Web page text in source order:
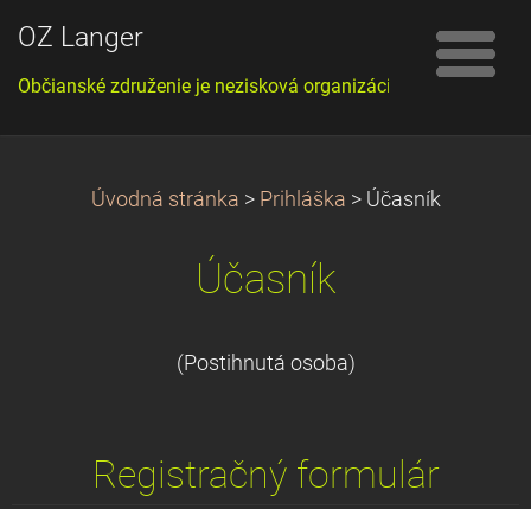
OZ Langer
Občianské združenie je nezisková organizácia
Úvodná stránka > Prihláška > Účasník
Účasník
(Postihnutá osoba)
Registračný formulár